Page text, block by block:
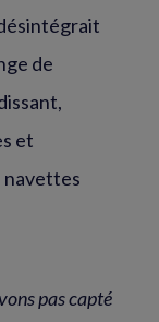
de
et
navettes
pas capté